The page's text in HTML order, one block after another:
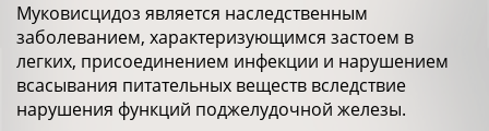
Муковисцидоз является наследственным
заболеванием, характеризующимся застоем в
легких, присоединением инфекции и нарушением
всасывания питательных веществ вследствие
нарушения функций поджелудочной железы.